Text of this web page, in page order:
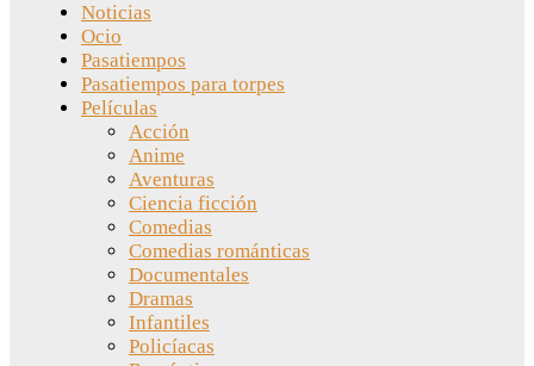
Noticias
Ocio
Pasatiempos
Pasatiempos para torpes
Películas
Acción
Anime
Aventuras
Ciencia ficción
Comedias
Comedias románticas
Documentales
Dramas
Infantiles
Policíacas